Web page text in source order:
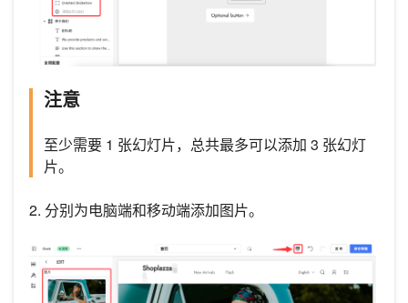
注意
至少需要 1 张幻灯片，总共最多可以添加 3 张幻灯
片。
2. 分别为电脑端和移动端添加图片。